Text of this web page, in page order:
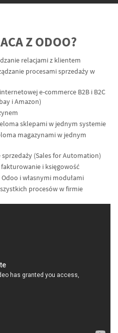
Z ODOO?
relacjami z klientem
procesami sprzedaży w
e-commerce B2B i B2C
i Amazon)
sklepami w jednym systemie
magazynami w jednym
(Sales for Automation)
i księgowość
i własnymi modułami
procesów w firmie